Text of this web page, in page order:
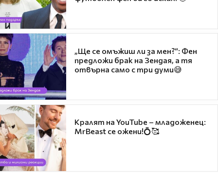
„Ще се омъжиш ли за мен?“: Фен
предложи брак на Зендая, а тя
отвърна само с три думи😅
Кралят на YouTube – младоженец:
MrBeast се ожени!💍🥰